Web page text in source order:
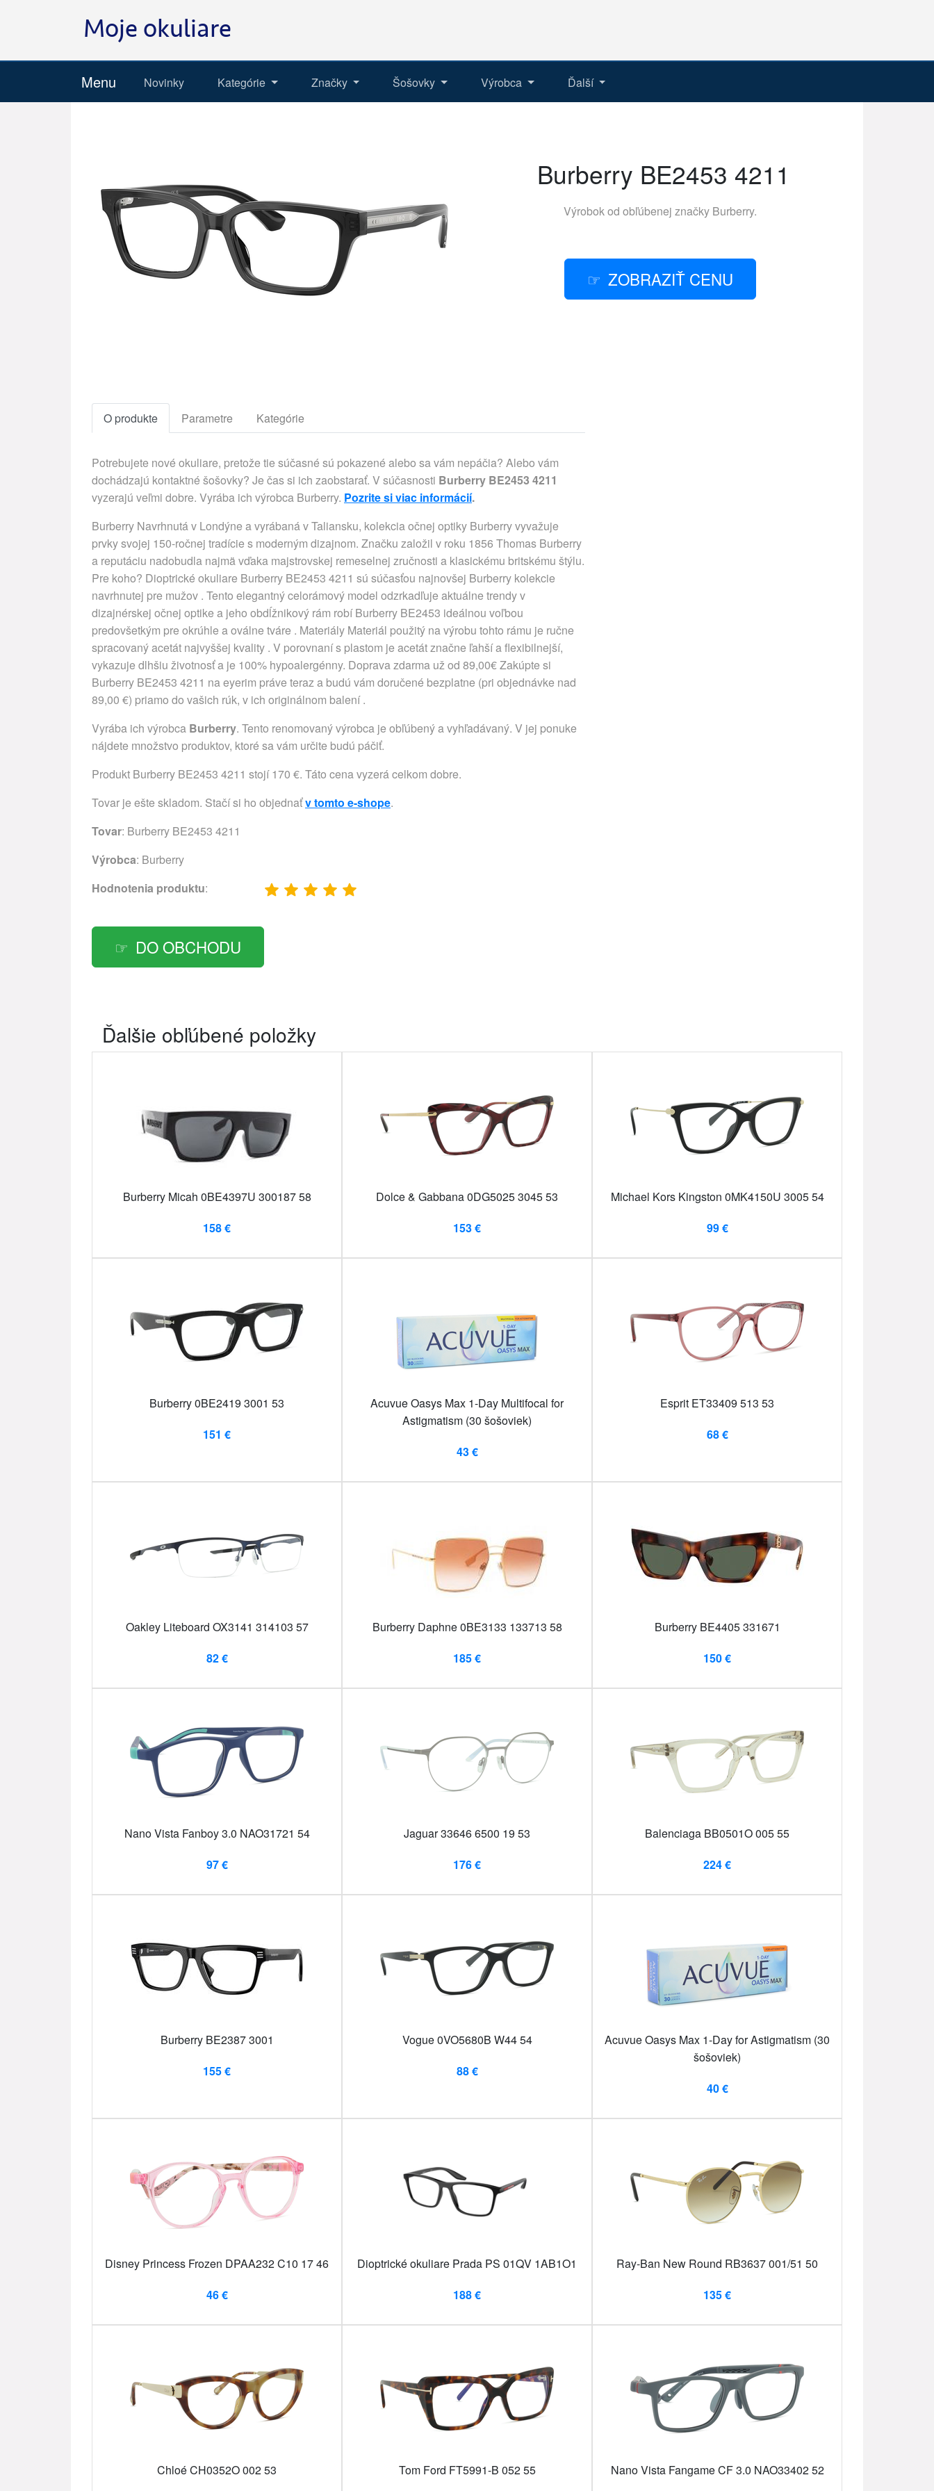
Menu Novinky Kategórie Značky Šošovky Výrobca Ďalší
Burberry BE2453 4211
Výrobok od obľúbenej značky Burberry.
ZOBRAZIŤ CENU
O produkte Parametre Kategórie
Potrebujete nové okuliare, pretože tie súčasné sú pokazené alebo sa vám nepáčia? Alebo vám
dochádzajú kontaktné šošovky? Je čas si ich zaobstarať. V súčasnosti Burberry BE2453 4211
vyzerajú veľmi dobre. Vyrába ich výrobca Burberry. Pozrite si viac informácií.
Burberry Navrhnutá v Londýne a vyrábaná v Taliansku, kolekcia očnej optiky Burberry vyvažuje
prvky svojej 150-ročnej tradície s moderným dizajnom. Značku založil v roku 1856 Thomas Burberry
a reputáciu nadobudla najmä vďaka majstrovskej remeselnej zručnosti a klasickému britskému štýlu.
Pre koho? Dioptrické okuliare Burberry BE2453 4211 sú súčasťou najnovšej Burberry kolekcie
navrhnutej pre mužov . Tento elegantný celorámový model odzrkadľuje aktuálne trendy v
dizajnérskej očnej optike a jeho obdĺžnikový rám robí Burberry BE2453 ideálnou voľbou
predovšetkým pre okrúhle a oválne tváre . Materiály Materiál použitý na výrobu tohto rámu je ručne
spracovaný acetát najvyššej kvality . V porovnaní s plastom je acetát značne ľahší a flexibilnejší,
vykazuje dlhšiu životnosť a je 100% hypoalergénny. Doprava zdarma už od 89,00€ Zakúpte si
Burberry BE2453 4211 na eyerim práve teraz a budú vám doručené bezplatne (pri objednávke nad
89,00 €) priamo do vašich rúk, v ich originálnom balení .
Vyrába ich výrobca Burberry. Tento renomovaný výrobca je obľúbený a vyhľadávaný. V jej ponuke
nájdete množstvo produktov, ktoré sa vám určite budú páčiť.
Produkt Burberry BE2453 4211 stojí 170 €. Táto cena vyzerá celkom dobre.
Tovar je ešte skladom. Stačí si ho objednaťv tomto e-shope.
Tovar: Burberry BE2453 4211
Výrobca: Burberry
Hodnotenia produktu:
DO OBCHODU
Ďalšie obľúbené položky
Burberry Micah 0BE4397U 300187 58
158 €
Dolce & Gabbana 0DG5025 3045 53
153 €
Michael Kors Kingston 0MK4150U 3005 54
99 €
Burberry 0BE2419 3001 53
151 €
Acuvue Oasys Max 1-Day Multifocal for
Astigmatism (30 šošoviek)
43 €
Esprit ET33409 513 53
68 €
Oakley Liteboard OX3141 314103 57
82 €
Burberry Daphne 0BE3133 133713 58
185 €
Burberry BE4405 331671
150 €
Nano Vista Fanboy 3.0 NAO31721 54
97 €
Jaguar 33646 6500 19 53
176 €
Balenciaga BB0501O 005 55
224 €
Burberry BE2387 3001
155 €
Vogue 0VO5680B W44 54
88 €
Acuvue Oasys Max 1-Day for Astigmatism (30
šošoviek)
40 €
Disney Princess Frozen DPAA232 C10 17 46
46 €
Dioptrické okuliare Prada PS 01QV 1AB1O1
188 €
Ray-Ban New Round RB3637 001/51 50
135 €
Chloé CH0352O 002 53 Tom Ford FT5991-B 052 55 Nano Vista Fangame CF 3.0 NAO33402 52